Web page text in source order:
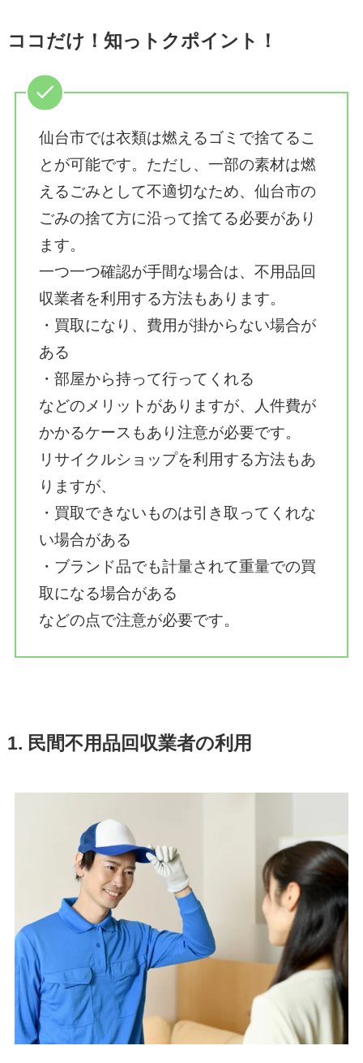
ココだけ！知っトクポイント！
仙台市では衣類は燃えるゴミで捨てるこ
とが可能です。ただし、一部の素材は燃
えるごみとして不適切なため、仙台市の
ごみの捨て方に沿って捨てる必要があり
ます。
一つ一つ確認が手間な場合は、不用品回
収業者を利用する方法もあります。
・買取になり、費用が掛からない場合が
ある
・部屋から持って行ってくれる
などのメリットがありますが、人件費が
かかるケースもあり注意が必要です。
リサイクルショップを利用する方法もあ
りますが、
・買取できないものは引き取ってくれな
い場合がある
・ブランド品でも計量されて重量での買
取になる場合がある
などの点で注意が必要です。
1. 民間不用品回収業者の利用